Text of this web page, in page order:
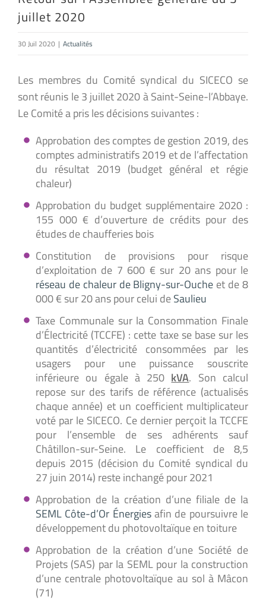
juillet 2020
30 Juil 2020 | Actualités
Les membres du Comité syndical du SICECO se
sont réunis le 3 juillet 2020 à Saint-Seine-l’Abbaye.
Le Comité a pris les décisions suivantes :
Approbation des comptes de gestion 2019, des
comptes administratifs 2019 et de l’affectation
du résultat 2019 (budget général et régie
chaleur)
Approbation du budget supplémentaire 2020 :
155 000 € d’ouverture de crédits pour des
études de chaufferies bois
Constitution de provisions pour risque
d’exploitation de 7 600 € sur 20 ans pour le
réseau de chaleur de Bligny-sur-Ouche et de 8
000 € sur 20 ans pour celui deSaulieu
Taxe Communale sur la Consommation Finale
d’Électricité (TCCFE) : cette taxe se base sur les
quantités d’électricité consommées par les
usagers pour une puissance souscrite
inférieure ou égale à 250 kVA. Son calcul
repose sur des tarifs de référence (actualisés
chaque année) et un coefficient multiplicateur
voté par le SICECO. Ce dernier perçoit la TCCFE
pour l’ensemble de ses adhérents sauf
Châtillon-sur-Seine. Le coefficient de 8,5
depuis 2015 (décision du Comité syndical du
27 juin 2014) reste inchangé pour 2021
Approbation de la création d’une filiale de la
SEML Côte-d’Or Énergiesafin de poursuivre le
développement du photovoltaïque en toiture
Approbation de la création d’une Société de
Projets (SAS) par la SEML pour la construction
d’une centrale photovoltaïque au sol à Mâcon
(71)